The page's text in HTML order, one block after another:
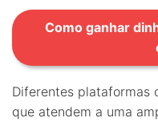
Como ganhar
Diferentes plataformas
que atendem a uma